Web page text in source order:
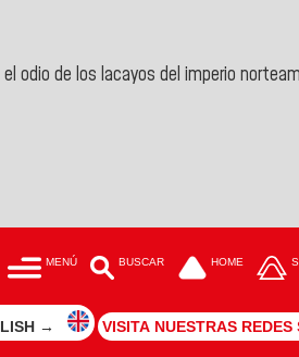
odio de los lacayos del imperio
MENÚ BUSCAR HOME
→ VISITA NUESTRAS